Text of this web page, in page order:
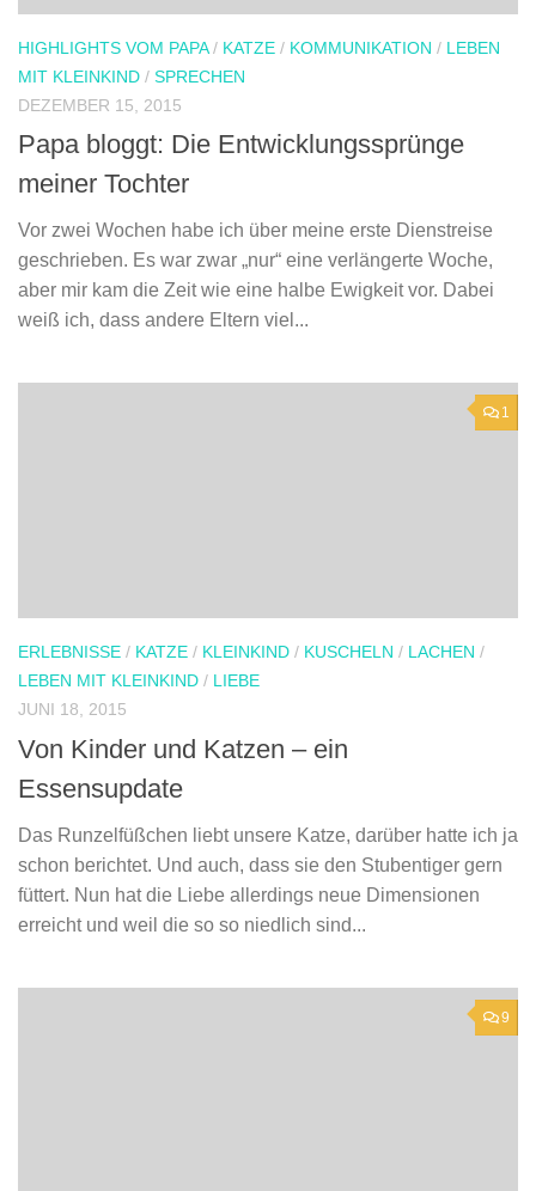
HIGHLIGHTS VOM PAPA/ KATZE / KOMMUNIKATION / LEBEN
MIT KLEINKIND / SPRECHEN
DEZEMBER 15, 2015
Papa bloggt: Die Entwicklungssprünge
meiner Tochter
Vor zwei Wochen habe ich über meine erste Dienstreise
geschrieben. Es war zwar „nur“ eine verlängerte Woche,
aber mir kam die Zeit wie eine halbe Ewigkeit vor. Dabei
weiß ich, dass andere Eltern viel...
1
ERLEBNISSE / KATZE / KLEINKIND / KUSCHELN / LACHEN /
LEBEN MIT KLEINKIND / LIEBE
JUNI 18, 2015
Von Kinder und Katzen – ein
Essensupdate
Das Runzelfüßchen liebt unsere Katze, darüber hatte ich ja
schon berichtet. Und auch, dass sie den Stubentiger gern
füttert. Nun hat die Liebe allerdings neue Dimensionen
erreicht und weil die so so niedlich sind...
9